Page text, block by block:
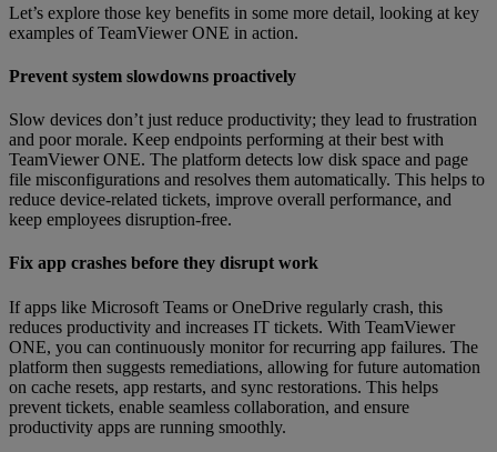
Let’s explore those key benefits in some more detail, looking at key
examples of TeamViewer ONE in action.
Prevent system slowdowns proactively
Slow devices don’t just reduce productivity; they lead to frustration
and poor morale. Keep endpoints performing at their best with
TeamViewer ONE. The platform detects low disk space and page
file misconfigurations and resolves them automatically. This helps to
reduce device-related tickets, improve overall performance, and
keep employees disruption-free.
Fix app crashes before they disrupt work
If apps like Microsoft Teams or OneDrive regularly crash, this
reduces productivity and increases IT tickets. With TeamViewer
ONE, you can continuously monitor for recurring app failures. The
platform then suggests remediations, allowing for future automation
on cache resets, app restarts, and sync restorations. This helps
prevent tickets, enable seamless collaboration, and ensure
productivity apps are running smoothly.